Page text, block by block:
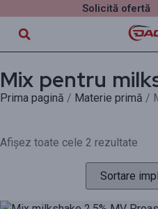
Solicită ofertă
Mix pentru
Prima pagină / Materie primă /
Afișez toate cele 2 rezultate